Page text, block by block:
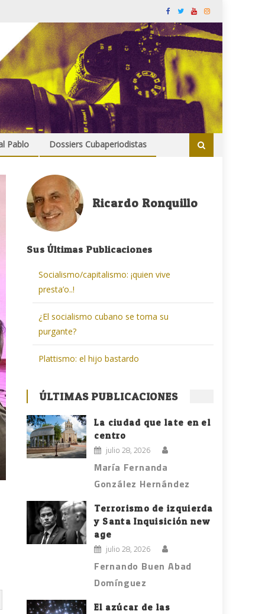
Pablo Dossiers Cubaperiodistas
Ricardo Ronquillo
Sus Últimas Publicaciones
Socialismo/capitalismo: ¡quien vive
presta’o..!
¿El socialismo cubano se toma su
purgante?
Plattismo: el hijo bastardo
ÚLTIMAS PUBLICACIONES
La ciudad que late en el
centro
julio 28, 2026
María Fernanda
González Hernández
Terrorismo de izquierda
y Santa Inquisición new
age
julio 28, 2026
Fernando Buen Abad
Domínguez
El azúcar de las